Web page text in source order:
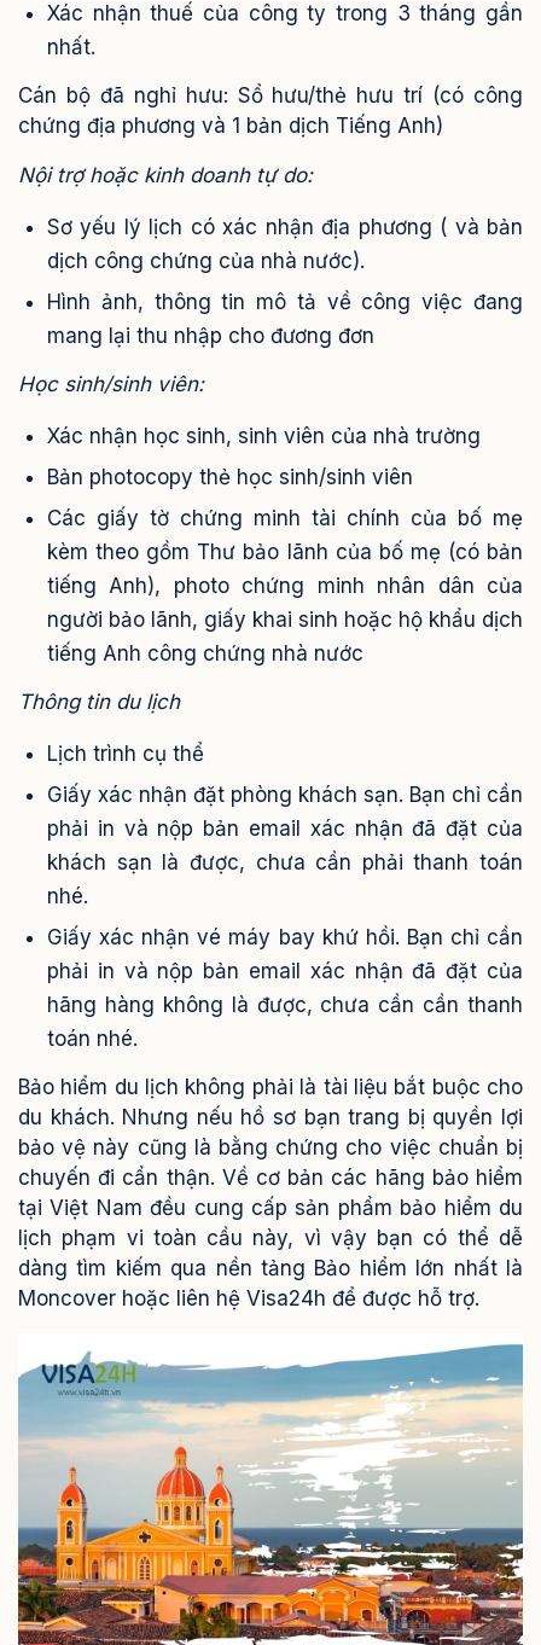
Xác nhận thuế của công ty trong 3 tháng gần
nhất.
Cán bộ đã nghỉ hưu: Sổ hưu/thẻ hưu trí (có công
chứng địa phương và 1 bản dịch Tiếng Anh)
Nội trợ hoặc kinh doanh tự do:
Sơ yếu lý lịch có xác nhận địa phương ( và bản
dịch công chứng của nhà nước).
Hình ảnh, thông tin mô tả về công việc đang
mang lại thu nhập cho đương đơn
Học sinh/sinh viên:
Xác nhận học sinh, sinh viên của nhà trường
Bản photocopy thẻ học sinh/sinh viên
Các giấy tờ chứng minh tài chính của bố mẹ
kèm theo gồm Thư bảo lãnh của bố mẹ (có bản
tiếng Anh), photo chứng minh nhân dân của
người bảo lãnh, giấy khai sinh hoặc hộ khẩu dịch
tiếng Anh công chứng nhà nước
Thông tin du lịch
Lịch trình cụ thể
Giấy xác nhận đặt phòng khách sạn. Bạn chỉ cần
phải in và nộp bản email xác nhận đã đặt của
khách sạn là được, chưa cần phải thanh toán
nhé.
Giấy xác nhận vé máy bay khứ hồi. Bạn chỉ cần
phải in và nộp bản email xác nhận đã đặt của
hãng hàng không là được, chưa cần cần thanh
toán nhé.
Bảo hiểm du lịch không phải là tài liệu bắt buộc cho
du khách. Nhưng nếu hồ sơ bạn trang bị quyền lợi
bảo vệ này cũng là bằng chứng cho việc chuẩn bị
chuyến đi cẩn thận. Về cơ bản các hãng bảo hiểm
tại Việt Nam đều cung cấp sản phẩm bảo hiểm du
lịch phạm vi toàn cầu này, vì vậy bạn có thể dễ
dàng tìm kiếm qua nền tảng Bảo hiểm lớn nhất là
Moncover hoặc liên hệ Visa24h để được hỗ trợ.